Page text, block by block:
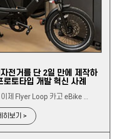
전거를 단 2일 만에 제작하
토타입 개발 혁신 사례
제 Flyer Loop 카고 eBike ...
히보기 >